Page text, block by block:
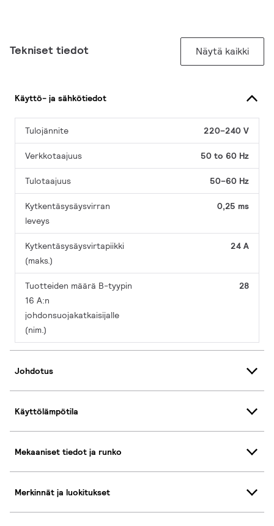
Tekniset tiedot Näytä kaikki
Käyttö- ja sähkötiedot
Tulojännite 220–240 V
Verkkotaajuus 50 to 60 Hz
Tulotaajuus 50–60 Hz
Kytkentäsysäysvirran
leveys
0,25 ms
Kytkentäsysäysvirtapiikki
(maks.)
24 A
Tuotteiden määrä B-tyypin
16 A:n
johdonsuojakatkaisijalle
(nim.)
28
Johdotus
Käyttölämpötila
Mekaaniset tiedot ja runko
Merkinnät ja luokitukset